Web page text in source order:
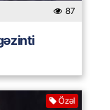
87
Özəl